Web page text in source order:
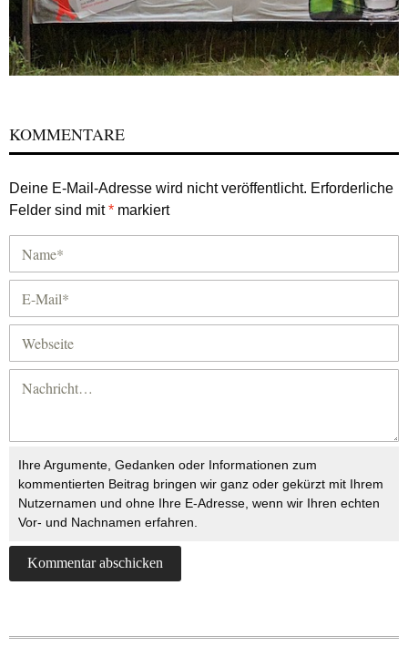
KOMMENTARE
Deine E-Mail-Adresse wird nicht veröffentlicht. Erforderliche
Felder sind mit* markiert
Ihre Argumente, Gedanken oder Informationen zum
kommentierten Beitrag bringen wir ganz oder gekürzt mit Ihrem
Nutzernamen und ohne Ihre E-Adresse, wenn wir Ihren echten
Vor- und Nachnamen erfahren.